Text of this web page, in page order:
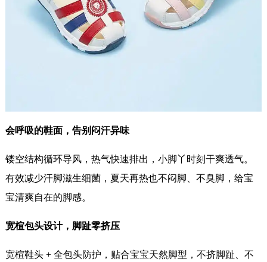
会呼吸的鞋面，告别闷汗异味
镂空结构循环导风，热气快速排出，小脚丫时刻干爽透气。
有效减少汗脚滋生细菌，夏天再热也不闷脚、不臭脚，给宝
宝清爽自在的脚感。
宽楦包头设计，脚趾零挤压
宽楦鞋头 + 全包头防护，贴合宝宝天然脚型，不挤脚趾、不